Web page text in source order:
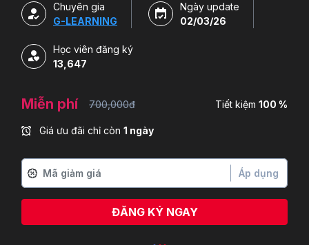
một cách hấp dẫn và sinh động hơn. Chỉ với hơn 3h
học powerpoint miễn phí cùng Gitiho bạn sẽ có thể
học.
Chuyên gia
G-LEARNING
Ngày update
02/03/26
Học viên đăng ký
13,647
Miễn phí 700,000đ Tiết kiệm 100 %
Giá ưu đãi chỉ còn 1 ngày
Áp dụng
ĐĂNG KÝ NGAY